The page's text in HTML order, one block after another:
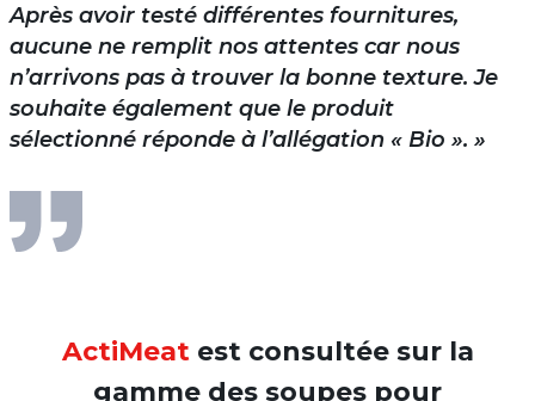
Après avoir testé différentes fournitures,
aucune ne remplit nos attentes car nous
n’arrivons pas à trouver la bonne texture. Je
souhaite également que le produit
sélectionné réponde à l’allégation « Bio ». »
ActiMeat est consultée sur la
gamme des soupes pour